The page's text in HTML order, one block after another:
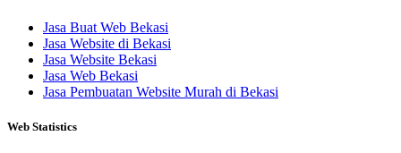
Jasa Buat Web Bekasi
Jasa Website di Bekasi
Jasa Website Bekasi
Jasa Web Bekasi
Jasa Pembuatan Website Murah di Bekasi
Web Statistics